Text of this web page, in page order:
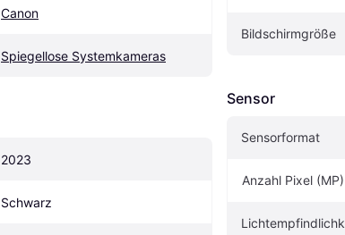
Canon
Spiegellose Systemkameras
2023
Schwarz
Bildschirmgröße
Sensor
Sensorformat
Anzahl Pixel (MP)